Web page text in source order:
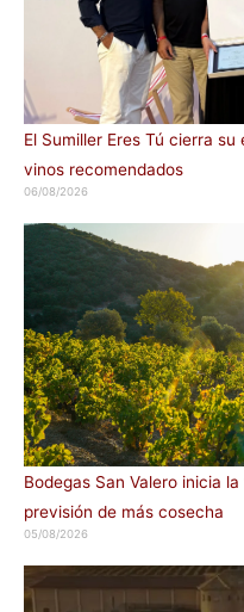
El Sumiller Eres Tú cierra
vinos recomendados
06/08/2026
Bodegas San Valero inicia
previsión de más cosecha
05/08/2026